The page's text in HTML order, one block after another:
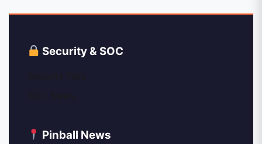
Security & SOC
Pinball News